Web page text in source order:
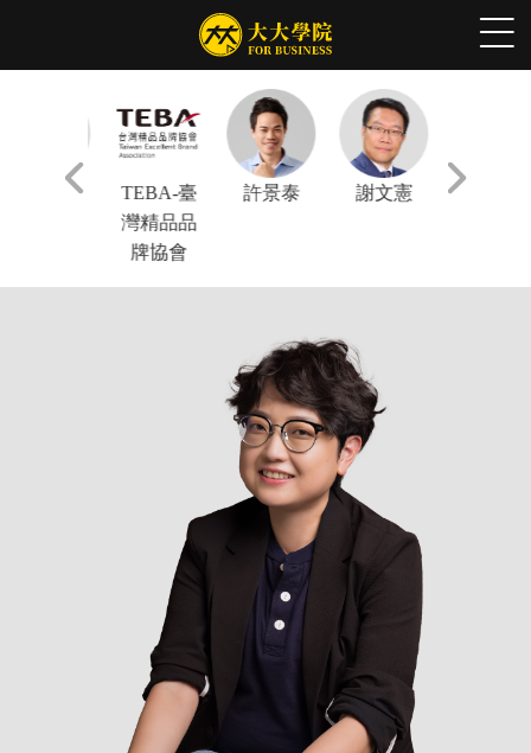
TEBA-臺
灣精品品
牌協會
許景泰 謝文憲